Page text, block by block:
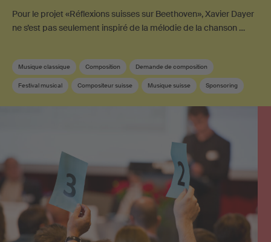
Pour le projet «Réflexions suisses sur Beethoven», Xavier Dayer
ne s’est pas seulement inspiré de la mélodie de la chanson …
Musique classique Composition Demande de composition
Festival musical Compositeur suisse Musique suisse Sponsoring